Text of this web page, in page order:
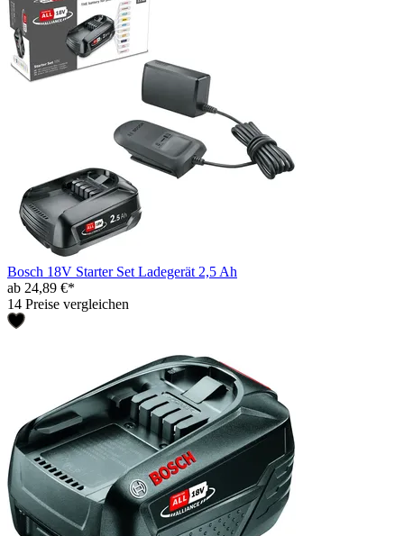
Bosch 18V Starter Set Ladegerät 2,5 Ah
ab 24,89 €*
14 Preise vergleichen